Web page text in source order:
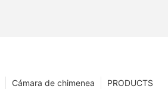
PRODUCTS
Cámara de chimenea